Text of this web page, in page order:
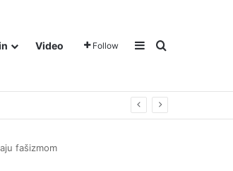
Video Follow Sidebar
Traži
fašizmom